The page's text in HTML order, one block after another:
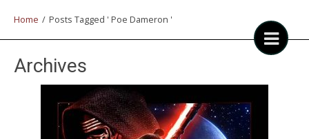
Home / Posts Tagged ' Poe Dameron '
Archives